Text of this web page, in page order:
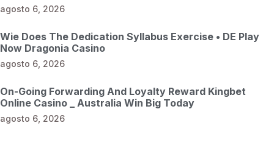
agosto 6, 2026
Wie Does The Dedication Syllabus Exercise • DE Play
Now Dragonia Casino
agosto 6, 2026
On-Going Forwarding And Loyalty Reward Kingbet
Online Casino _ Australia Win Big Today
agosto 6, 2026